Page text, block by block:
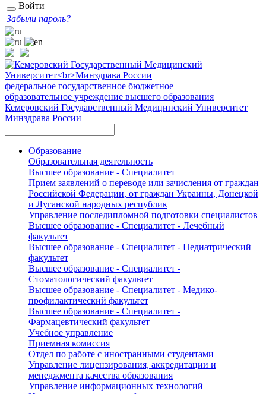
Войти
Забыли пароль?
федеральное государственное бюджетное
образовательное учреждение высшего образования
Кемеровский Государственный Медицинский Университет
Минздрава России
Образование
Образовательная деятельность
Высшее образование - Специалитет
Прием заявлений о переводе или зачисления от граждан
Российской Федерации, от граждан Украины, Донецкой
и Луганской народных республик
Управление последипломной подготовки специалистов
Высшее образование - Специалитет - Лечебный
факультет
Высшее образование - Специалитет - Педиатрический
факультет
Высшее образование - Специалитет -
Стоматологический факультет
Высшее образование - Специалитет - Медико-
профилактический факультет
Высшее образование - Специалитет -
Фармацевтический факультет
Учебное управление
Приемная комиссия
Отдел по работе с иностранными студентами
Управление лицензирования, аккредитации и
менеджмента качества образования
Управление информационных технологий